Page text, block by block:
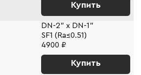
Купить
DN-2" x DN-1"
SF1 (Ra≤0.51)
4900 ₽
Купить